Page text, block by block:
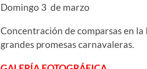
Domingo 3 de marzo
Concentración de comparsas en
grandes promesas carnavaleras.